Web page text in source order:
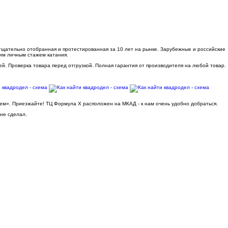
отобранная и протестированная за 10 лет на рынке. Зарубежные и российские
личным стажем катания.
товара перед отгрузкой. Полная гарантия от производителя на любой товар.
Приезжайте! ТЦ Формула Х расположен на МКАД - к нам очень удобно добраться.
сделал.